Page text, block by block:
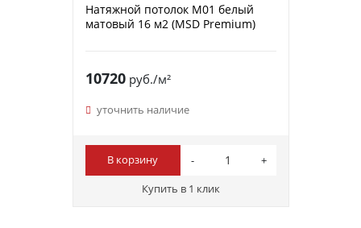
Натяжной потолок M01 белый
матовый 16 м2 (MSD Premium)
10720руб./м²
уточнить наличие
В корзину
Купить в 1 клик